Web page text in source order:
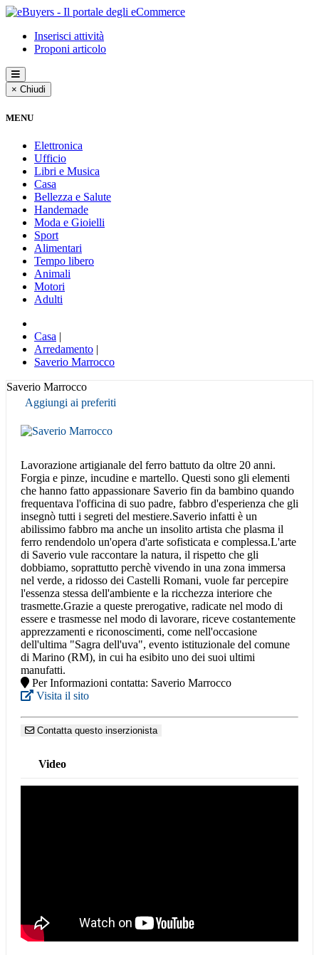
Inserisci attività
Proponi articolo
× Chiudi
MENU
Elettronica
Ufficio
Libri e Musica
Casa
Bellezza e Salute
Handemade
Moda e Gioielli
Sport
Alimentari
Tempo libero
Animali
Motori
Adulti
Casa |
Arredamento |
Saverio Marrocco
Saverio Marrocco
Aggiungi ai preferiti
Lavorazione artigianale del ferro battuto da oltre 20 anni.
Forgia e pinze, incudine e martello. Questi sono gli elementi
che hanno fatto appassionare Saverio fin da bambino quando
frequentava l'officina di suo padre, fabbro d'esperienza che gli
insegnò tutti i segreti del mestiere.Saverio infatti è un
abilissimo fabbro ma anche un insolito artista che plasma il
ferro rendendolo un'opera d'arte sofisticata e complessa.L'arte
di Saverio vule raccontare la natura, il rispetto che gli
dobbiamo, soprattutto perchè vivendo in una zona immersa
nel verde, a ridosso dei Castelli Romani, vuole far percepire
l'essenza stessa dell'ambiente e la ricchezza interiore che
trasmette.Grazie a queste prerogative, radicate nel modo di
essere e trasmesse nel modo di lavorare, riceve costantemente
apprezzamenti e riconoscimenti, come nell'occasione
dell'ultima "Sagra dell'uva", evento istituzionale del comune
di Marino (RM), in cui ha esibito uno dei suoi ultimi
manufatti.
Per Informazioni contatta: Saverio Marrocco
Visita il sito
Contatta questo inserzionista
Video